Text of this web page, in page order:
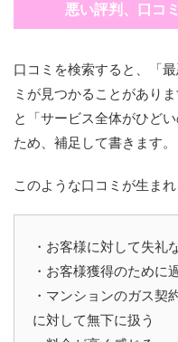
悪い評判、口コ
口コミを検索すると、「
ミが見つかることがあり
と「サービス全体がひど
ため、補足して書きます。
このような口コミが生ま
・お客様に対して失礼
・お客様獲得のために
・マンションのガス契
に対して無下に扱う